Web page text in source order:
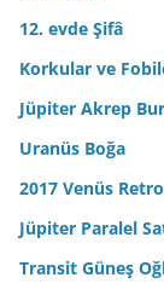
12. evde Şifâ
Korkular ve
Jüpiter Akrep
Uranüs Boğa
2017 Venüs
Jüpiter Paralel
Transit Güneş